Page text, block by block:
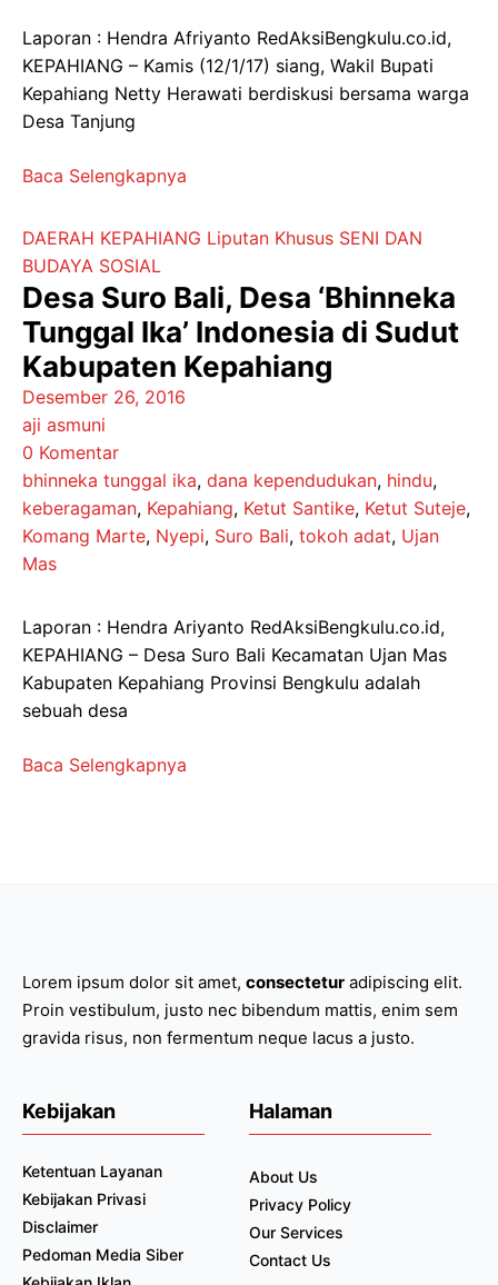
Laporan : Hendra Afriyanto RedAksiBengkulu.co.id,
KEPAHIANG – Kamis (12/1/17) siang, Wakil Bupati
Kepahiang Netty Herawati berdiskusi bersama warga
Desa Tanjung
Baca Selengkapnya
DAERAH KEPAHIANG Liputan Khusus SENI DAN
BUDAYA SOSIAL
Desa Suro Bali, Desa ‘Bhinneka
Tunggal Ika’ Indonesia di Sudut
Kabupaten Kepahiang
Desember 26, 2016
aji asmuni
0 Komentar
bhinneka tunggal ika, dana kependudukan, hindu,
keberagaman, Kepahiang, Ketut Santike, Ketut Suteje,
Komang Marte, Nyepi, Suro Bali, tokoh adat, Ujan
Mas
Laporan : Hendra Ariyanto RedAksiBengkulu.co.id,
KEPAHIANG – Desa Suro Bali Kecamatan Ujan Mas
Kabupaten Kepahiang Provinsi Bengkulu adalah
sebuah desa
Baca Selengkapnya
Lorem ipsum dolor sit amet, consectetur adipiscing elit.
Proin vestibulum, justo nec bibendum mattis, enim sem
gravida risus, non fermentum neque lacus a justo.
Kebijakan
Ketentuan Layanan
Kebijakan Privasi
Disclaimer
Pedoman Media Siber
Halaman
About Us
Privacy Policy
Our Services
Contact Us